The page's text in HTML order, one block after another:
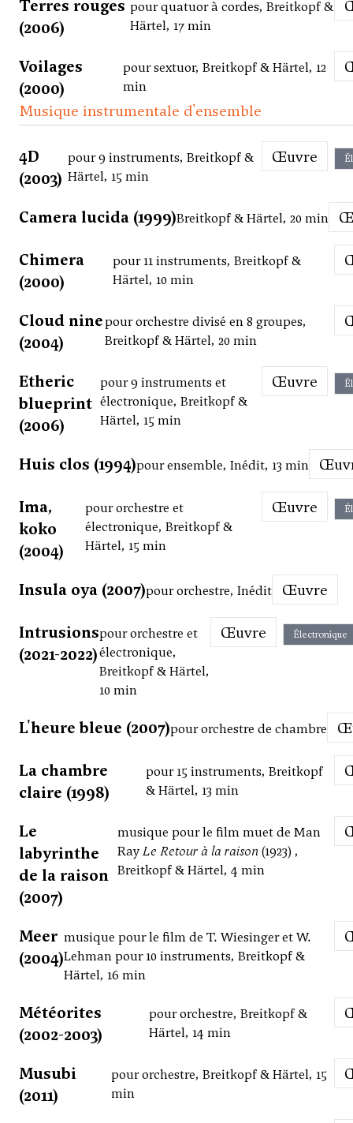
Terres rouges
(2006)
pour quatuor à cordes, Breitkopf &
Härtel, 17 min
Voilages
(2000)
pour sextuor, Breitkopf & Härtel, 12
min
Musique instrumentale d'ensemble
4D
(2003)
pour 9 instruments, Breitkopf &
Härtel, 15 min
Œuvre
Camera lucida (1999)Breitkopf & Härtel, 20 min
Chimera
(2000)
pour 11 instruments, Breitkopf &
Härtel, 10 min
Cloud nine
(2004)
pour orchestre divisé en 8 groupes,
Breitkopf & Härtel, 20 min
Etheric
blueprint
(2006)
pour 9 instruments et
électronique, Breitkopf &
Härtel, 15 min
Œuvre
Huis clos (1994)pour ensemble, Inédit, 13 min
Ima,
koko
(2004)
pour orchestre et
électronique, Breitkopf &
Härtel, 15 min
Œuvre
Insula oya (2007)pour orchestre, Inédit Œuvre
Intrusions
(2021-2022)
pour orchestre et
électronique,
Breitkopf & Härtel,
10 min
Œuvre Électronique
L'heure bleue (2007)pour orchestre de chambre
La chambre
claire (1998)
pour 15 instruments, Breitkopf
& Härtel, 13 min
Le
labyrinthe
de la raison
(2007)
musique pour le film muet de Man
RayLe Retour à la raison(1923) ,
Breitkopf & Härtel, 4 min
Meer
(2004)
musique pour le film de T. Wiesinger et W.
Lehman pour 10 instruments, Breitkopf &
Härtel, 16 min
Météorites
(2002-2003)
pour orchestre, Breitkopf &
Härtel, 14 min
Musubi
(2011)
pour orchestre, Breitkopf & Härtel, 15
min